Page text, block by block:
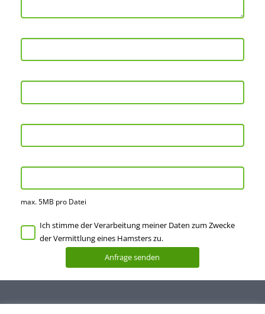
max. 5MB pro Datei
Ich stimme der Verarbeitung meiner Daten zum Zwecke
der Vermittlung eines Hamsters zu.